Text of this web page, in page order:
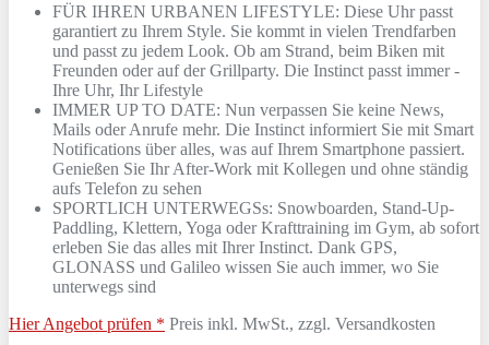
FÜR IHREN URBANEN LIFESTYLE: Diese Uhr passt
garantiert zu Ihrem Style. Sie kommt in vielen Trendfarben
und passt zu jedem Look. Ob am Strand, beim Biken mit
Freunden oder auf der Grillparty. Die Instinct passt immer -
Ihre Uhr, Ihr Lifestyle
IMMER UP TO DATE: Nun verpassen Sie keine News,
Mails oder Anrufe mehr. Die Instinct informiert Sie mit Smart
Notifications über alles, was auf Ihrem Smartphone passiert.
Genießen Sie Ihr After-Work mit Kollegen und ohne ständig
aufs Telefon zu sehen
SPORTLICH UNTERWEGSs: Snowboarden, Stand-Up-
Paddling, Klettern, Yoga oder Krafttraining im Gym, ab sofort
erleben Sie das alles mit Ihrer Instinct. Dank GPS,
GLONASS und Galileo wissen Sie auch immer, wo Sie
unterwegs sind
Hier Angebot prüfen * Preis inkl. MwSt., zzgl. Versandkosten